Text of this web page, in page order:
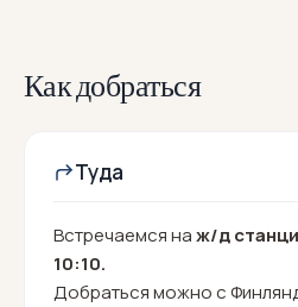
Как добраться
Туда
Встречаемся наж/д
10:10.
Добраться можно с